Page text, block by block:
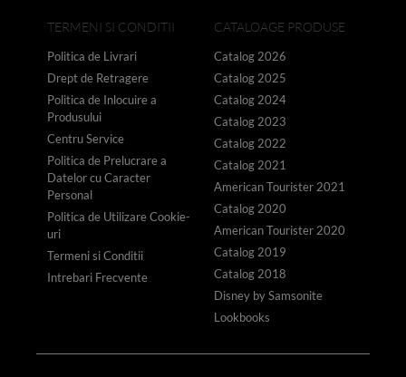
TERMENI SI CONDITII
Politica de Livrari
Drept de Retragere
Politica de Inlocuire a
Produsului
Centru Service
Politica de Prelucrare a
Datelor cu Caracter
Personal
Politica de Utilizare Cookie-
uri
Termeni si Conditii
Intrebari Frecvente
CATALOAGE PRODUSE
Catalog 2026
Catalog 2025
Catalog 2024
Catalog 2023
Catalog 2022
Catalog 2021
American Tourister 2021
Catalog 2020
American Tourister 2020
Catalog 2019
Catalog 2018
Disney by Samsonite
Lookbooks